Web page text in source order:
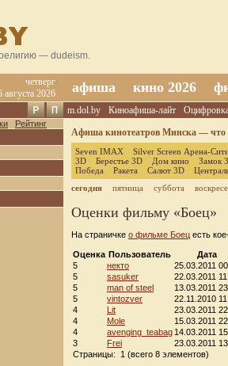
— dudeism.
четверг
августа 2026
афиша кино 2026
Рейтинг
m.dol.by Киноафиша-лайт
Афиша кинотеатров Минска — что
Seven IMAX Silver Screen Арена-
3D
Берестье 3D Дом кино Замок
Победа
Ракета Салют 3D
сегодня
пятница суббота
Оценки фильму «Боец»
На страничке о фильме Боец есть
Оценка Пользователь
Дата
5
некто
25.03.2011
5
sasuker
22.03.2011
5
man of steel
13.03.2011
5
vintozver
22.11.2010
4
Lit
23.03.2011
4
Mole
15.03.2011
4
avenging_teabag 14.03.2011
3
Frei
23.03.2011
Страницы: 1 (всего 8 элементов)